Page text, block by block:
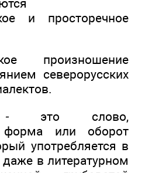
и просторечное
произношение
северорусских
-это слово,
форма или оборот
употребляется в
в литературном